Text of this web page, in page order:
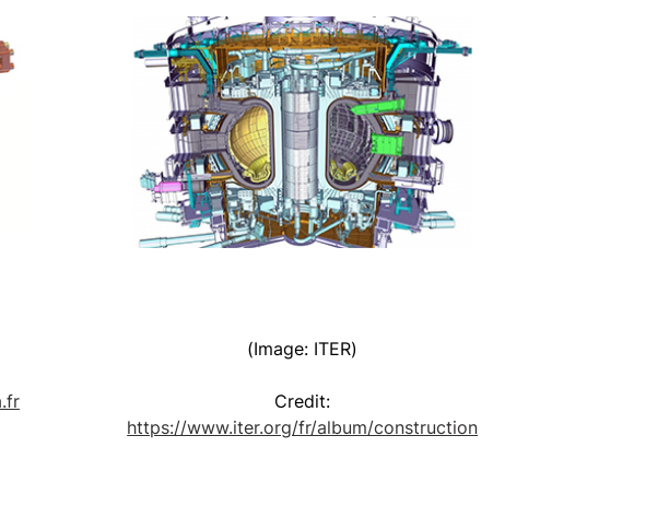
(Image: ITER)
Credit:
https://www.iter.org/fr/album/construction